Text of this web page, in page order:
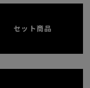
セット商品